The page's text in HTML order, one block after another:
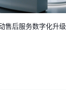
售后服务数字化升级